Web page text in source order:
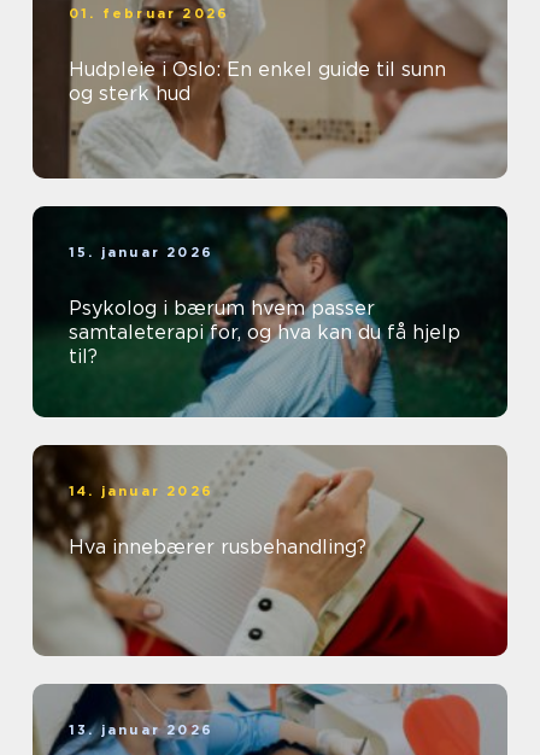
01. februar 2026
Hudpleie i Oslo: En enkel guide til sunn
og sterk hud
15. januar 2026
Psykolog i bærum hvem passer
samtaleterapi for, og hva kan du få hjelp
til?
14. januar 2026
Hva innebærer rusbehandling?
13. januar 2026